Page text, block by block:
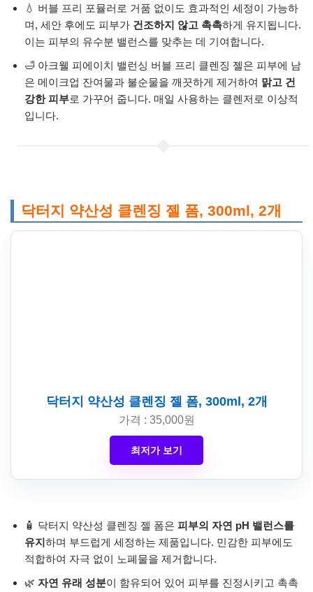
💧 버블 프리 포뮬러로 거품 없이도 효과적인 세정이 가능하
며, 세안 후에도 피부가 건조하지 않고 촉촉하게 유지됩니다.
이는 피부의 유수분 밸런스를 맞추는 데 기여합니다.
🛁 아크웰 피에이치 밸런싱 버블 프리 클렌징 젤은 피부에 남
은 메이크업 잔여물과 불순물을 깨끗하게 제거하여 맑고 건
강한 피부로 가꾸어 줍니다. 매일 사용하는 클렌저로 이상적
입니다.
닥터지 약산성 클렌징 젤 폼, 300ml, 2개
닥터지 약산성 클렌징 젤 폼, 300ml, 2개
가격 : 35,000원
최저가 보기
🧴 닥터지 약산성 클렌징 젤 폼은 피부의 자연 pH 밸런스를
유지하며 부드럽게 세정하는 제품입니다. 민감한 피부에도
적합하여 자극 없이 노폐물을 제거합니다.
🌿 자연 유래 성분이 함유되어 있어 피부를 진정시키고 촉촉